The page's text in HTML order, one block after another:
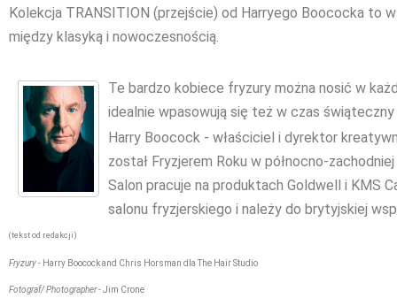
Kolekcja TRANSITION (przejście) od Harryego Boococka to
między klasyką i nowoczesnością.
Te bardzo kobiece fryzury można nosić w
idealnie wpasowują się też w czas świąteczny
Harry Boocock - właściciel i dyrektor
został Fryzjerem Roku w północno-
Salon pracuje na produktach Goldwell i KMS
salonu fryzjerskiego i należy do brytyjskiej
(tekst od redakcji)
Fryzury- Harry Boocock and Chris Horsman dla The Hair Studio
Fotograf/ Photographer- Jim Crone